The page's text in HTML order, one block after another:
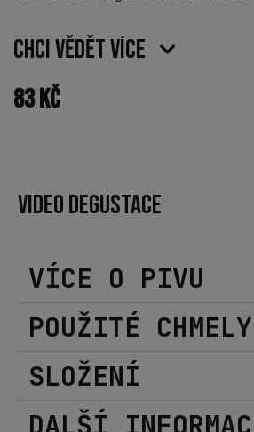
Chci vědět více
83Kč
VÍCE O PIVU
POUŽITÉ CHMELY
SLOŽENÍ
DALŠÍ
VIDEO DEGUSTACE